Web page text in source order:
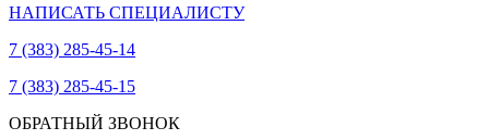
НАПИСАТЬ СПЕЦИАЛИСТУ
7 (383) 285-45-14
7 (383) 285-45-15
ОБРАТНЫЙ ЗВОНОК